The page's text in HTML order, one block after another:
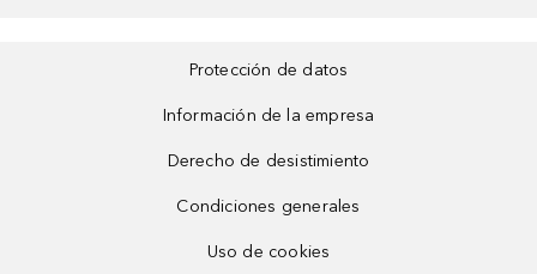
Protección de datos
Información de la empresa
Derecho de desistimiento
Condiciones generales
Uso de cookies